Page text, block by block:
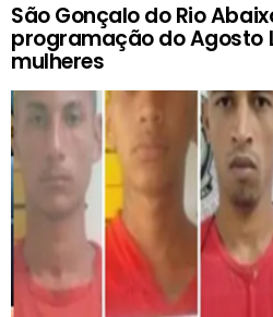
São Gonçalo do Rio
programação do Agosto
mulheres